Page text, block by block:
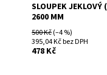
SLOUPEK JEKLOVÝ
2600 MM
500 Kč(–4 %)
395,04 Kč bez DPH
478 Kč